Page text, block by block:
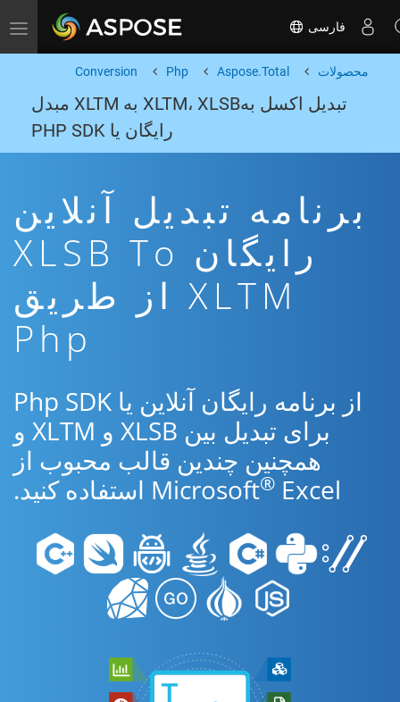
Toggle navigation فارسی
محصولات Aspose.Total
Php
Conversion
تبدیل اکسل بهXLTM، XLSB به XLTM مبدل
رایگان یا PHP SDK
برنامه تبدیل آنلاین
رایگان XLSB To
XLTM از طریق
Php
از برنامه رایگان آنلاین یا Php SDK
برای تبدیل بین XLSB و XLTM و
همچنین چندین قالب محبوب از
Microsoft® Excel استفاده کنید.